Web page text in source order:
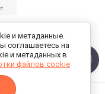
megagroup.ru
и метаданные.
соглашаетесь на
и метаданных в
файлов cookie